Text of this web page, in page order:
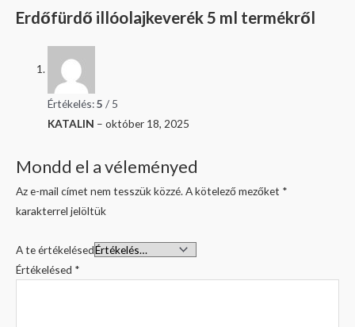
Erdőfürdő illóolajkeverék 5 ml termékről
Értékelés:5 / 5
KATALIN – október 18, 2025
Mondd el a véleményed
Az e-mail címet nem tesszük közzé. A kötelező mezőket *
karakterrel jelöltük
A te értékelésed
Értékelésed *